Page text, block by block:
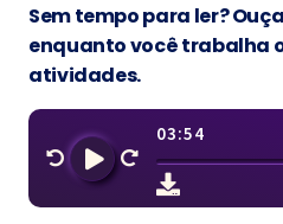
Sem tempo para ler?
enquanto você trabalha
atividades.